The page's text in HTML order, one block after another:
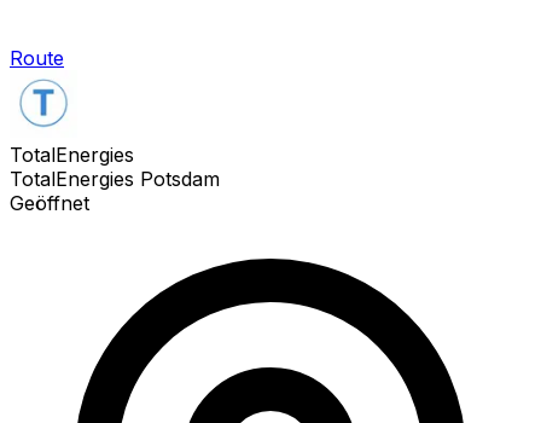
Route
TotalEnergies
TotalEnergies Potsdam
Geöffnet